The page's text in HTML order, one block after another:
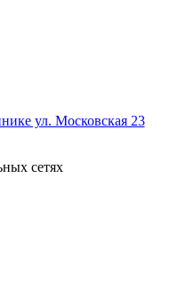
ул. Московская 23
сетях